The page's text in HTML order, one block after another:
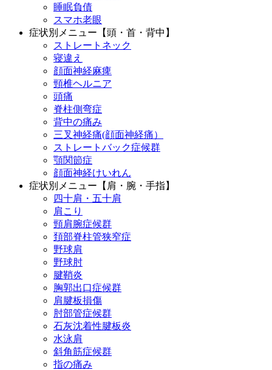
睡眠負債
スマホ老眼
症状別メニュー【頭・首・背中】
ストレートネック
寝違え
顔面神経麻痺
頸椎ヘルニア
頭痛
脊柱側弯症
背中の痛み
三叉神経痛(顔面神経痛）
ストレートバック症候群
顎関節症
顔面神経けいれん
症状別メニュー【肩・腕・手指】
四十肩・五十肩
肩こり
頸肩腕症候群
頚部脊柱管狭窄症
野球肩
野球肘
腱鞘炎
胸郭出口症候群
肩腱板損傷
肘部管症候群
石灰沈着性腱板炎
水泳肩
斜角筋症候群
指の痛み